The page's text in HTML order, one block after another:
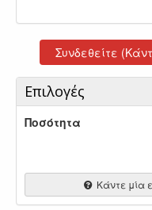
Συνδεθείτε
Επιλογές
Ποσότητα
Κάντε μία